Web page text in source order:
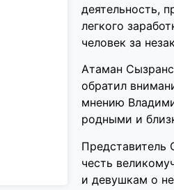
деятельность,
легкого
человек за
Атаман
обратил
мнению
родными и
честь
и девушкам о